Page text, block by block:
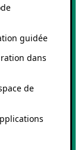
guidée
dans
de